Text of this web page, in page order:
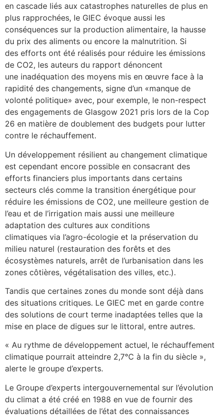
en cascade liés aux catastrophes naturelles de plus en
plus rapprochées, le GIEC évoque aussi les
conséquences sur la production alimentaire, la hausse
du prix des aliments ou encore la malnutrition. Si
des efforts ont été réalisés pour réduire les émissions
de CO2, les auteurs du rapport dénoncent
une inadéquation des moyens mis en œuvre face à la
rapidité des changements, signe d’un «manque de
volonté politique» avec, pour exemple, le non-respect
des engagements de Glasgow 2021 pris lors de la Cop
26 en matière de doublement des budgets pour lutter
contre le réchauffement.
Un développement résilient au changement climatique
est cependant encore possible en consacrant des
efforts financiers plus importants dans certains
secteurs clés comme la transition énergétique pour
réduire les émissions de CO2, une meilleure gestion de
l’eau et de l’irrigation mais aussi une meilleure
adaptation des cultures aux conditions
climatiques via l’agro-écologie et la préservation du
milieu naturel (restauration des forêts et des
écosystèmes naturels, arrêt de l’urbanisation dans les
zones côtières, végétalisation des villes, etc.).
Tandis que certaines zones du monde sont déjà dans
des situations critiques. Le GIEC met en garde contre
des solutions de court terme inadaptées telles que la
mise en place de digues sur le littoral, entre autres.
« Au rythme de développement actuel, le réchauffement
climatique pourrait atteindre 2,7°C à la fin du siècle »,
alerte le groupe d’experts.
Le Groupe d’experts intergouvernemental sur l’évolution
du climat a été créé en 1988 en vue de fournir des
évaluations détaillées de l’état des connaissances